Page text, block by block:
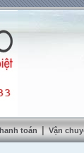
toán | Vận